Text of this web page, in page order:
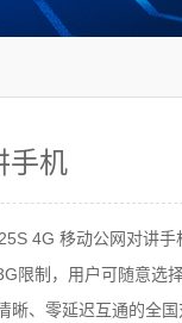
手机
4G 移动公网对讲
限制，用户可随意选
晰、零延迟互通的全